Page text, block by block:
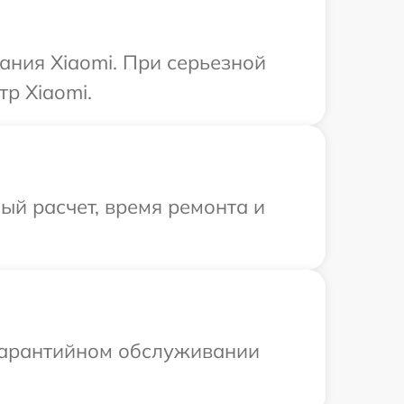
Xiaomi. При серьезной
Xiaomi.
расчет, время ремонта и
обслуживании